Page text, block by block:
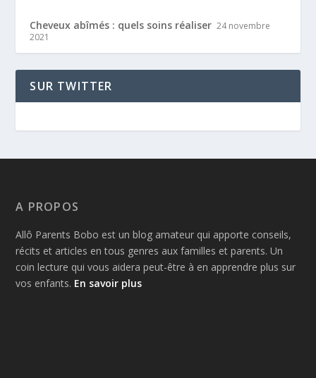
Cheveux abîmés : quels soins réaliser 24 novembre
2021
SUR TWITTER
A PROPOS
Allô Parents Bobo est un blog amateur qui apporte conseils,
récits et articles en tous genres aux familles et parents. Un
coin lecture qui vous aidera peut-être à en apprendre plus sur
vos enfants. En savoir plus